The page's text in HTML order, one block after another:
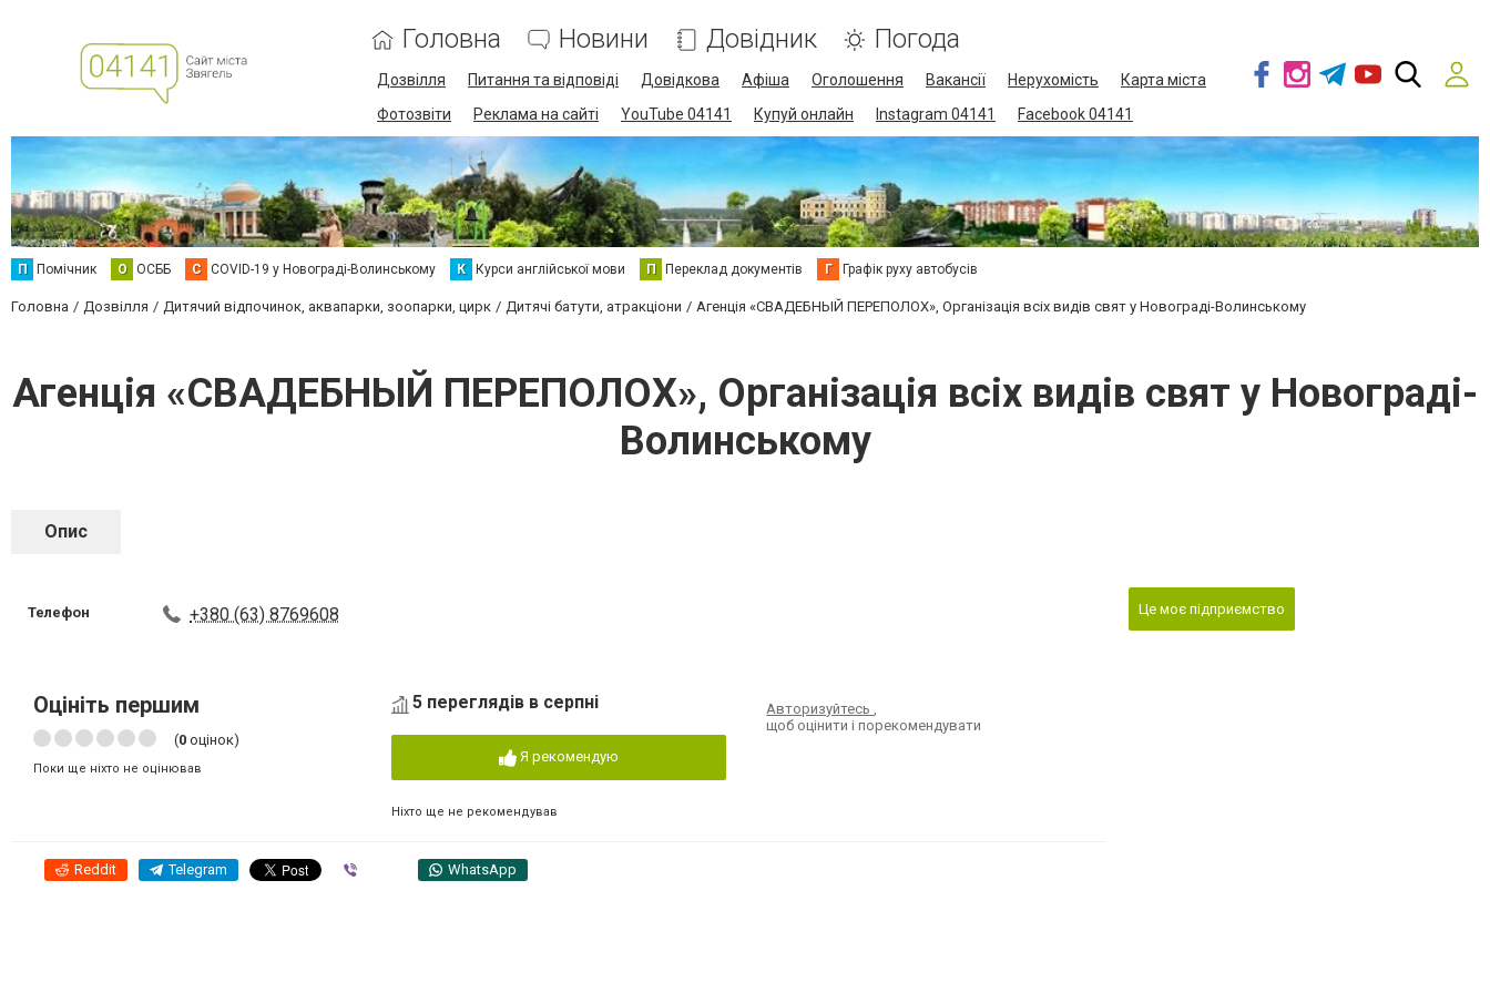
Головна Новини Довідник Погода
Дозвілля Питання та відповіді Довідкова Афіша Оголошення Вакансії Нерухомість
Карта міста
Фотозвіти
Реклама на сайті YouTube 04141 Купуй онлайн Instagram 04141 Facebook 04141
П Помічник О ОСББ C COVID-19 у Новограді-Волинському К Курси англійської мови П Переклад документів Г Графік руху автобусів
Головна Дозвілля Дитячий відпочинок, аквапарки, зоопарки, цирк Дитячі батути, атракціони Агенція «СВАДЕБНЫЙ ПЕРЕПОЛОХ», Організація всіх видів свят у Новограді-Волинському
Агенція «СВАДЕБНЫЙ ПЕРЕПОЛОХ», Організація всіх видів свят у Новограді-
Волинському
Опис
Телефон +380 (63) 8769608
Оцініть першим
(0 оцінок)
Поки ще ніхто не оцінював
5 переглядів в серпні
Я рекомендую
Ніхто ще не рекомендував
Авторизуйтесь,
щоб оцінити і порекомендувати
Reddit Telegram WhatsApp
Це моє підприємство